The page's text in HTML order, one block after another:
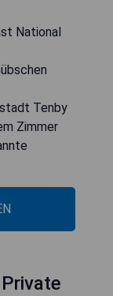
National
Tenby
Zimmer